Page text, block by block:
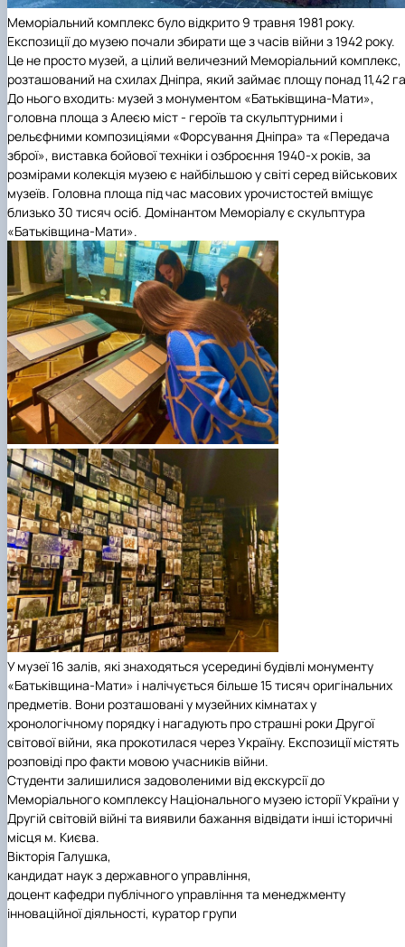
Меморіальний комплекс було відкрито 9 травня 1981 року.
Експозиції до музею почали збирати ще з часів війни з 1942 року.
Це не просто музей, а цілий величезний Меморіальний комплекс,
розташований на схилах Дніпра, який займає площу понад 11,42
До нього входить: музей з монументом «Батьківщина-Мати»,
головна площа з Алеєю міст - героїв та скульптурними і
рельєфними композиціями «Форсування Дніпра» та «Передача
зброї», виставка бойової техніки і озброєння 1940-х років, за
розмірами колекція музею є найбільшою у світі серед військових
музеїв. Головна площа під час масових урочистостей вміщує
близько 30 тисяч осіб. Домінантом Меморіалу є скульптура
«Батьківщина-Мати».
У музеї 16 залів, які знаходяться усередині будівлі монументу
«Батьківщина-Мати» і налічується більше 15 тисяч оригінальних
предметів. Вони розташовані у музейних кімнатах у
хронологічному порядку і нагадують про страшні роки Другої
світової війни, яка прокотилася через Україну. Експозиції містять
розповіді про факти мовою учасників війни.
Студенти залишилися задоволеними від екскурсії до
Меморіального комплексу Національного музею історії України у
Другій світовій війні та виявили бажання відвідати інші історичні
місця м. Києва.
Вікторія Галушка,
кандидат наук з державного управління,
доцент кафедри публічного управління та менеджменту
інноваційної діяльності, куратор групи